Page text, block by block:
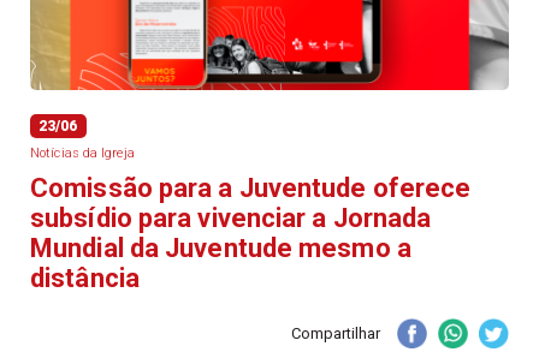
23/06
Notícias da Igreja
Comissão para a Juventude oferece
subsídio para vivenciar a Jornada
Mundial da Juventude mesmo a
distância
Compartilhar